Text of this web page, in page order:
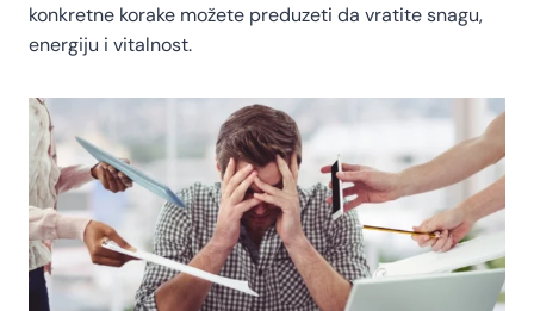
konkretne korake možete preduzeti da vratite snagu,
energiju i vitalnost.